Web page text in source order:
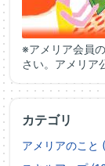
※アメリア会員
さい。アメリア
カテゴリ
アメリアのこと